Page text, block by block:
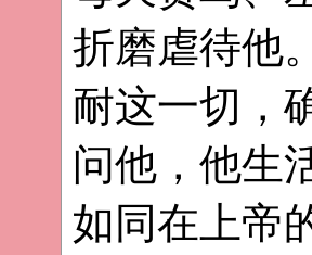
折磨虐待他
耐这一切，
问他，他生
如同在上帝